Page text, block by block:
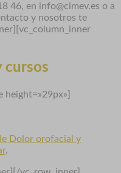
46, en info@cimev.es o a
y nosotros te
cursos
height=»29px»]
Dolor orofacial y
.